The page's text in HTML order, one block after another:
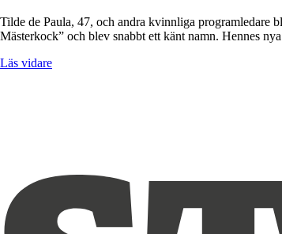
Tilde de Paula, 47, och andra kvinnliga programledare
Mästerkock” och blev snabbt ett känt namn. Hennes
Läs vidare